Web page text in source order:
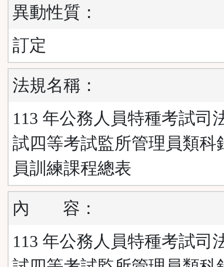
異動性質：
訂定
法規名稱：
113 年公務人員特種考試司
試四等考試監所管理員類科
員訓練課程總表
內 容：
113 年公務人員特種考試司